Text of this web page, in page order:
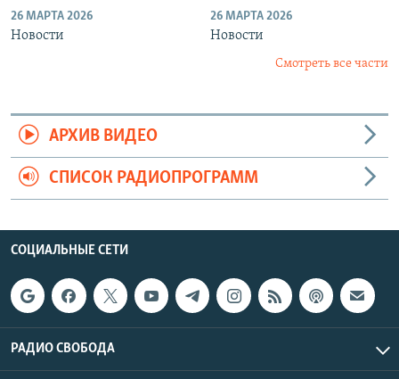
26 МАРТА 2026
Новости
26 МАРТА 2026
Новости
Смотреть все части
АРХИВ ВИДЕО
СПИСОК РАДИОПРОГРАММ
СОЦИАЛЬНЫЕ СЕТИ
РАДИО СВОБОДА